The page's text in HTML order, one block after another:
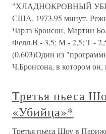
"ХЛАДНОКРОВНЫЙ
США. 1973.95 минут.
Чарлз Бронсон, Мартин
Фелл.В - 3,5; М - 2,5; Т -
(0,603)Один из
Ч.Бронсона, в котором он,
Третья пьеса
«Убийца»*
Третья пьеса Шоу в